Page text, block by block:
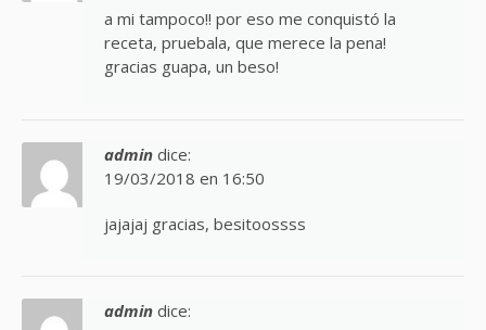
a mi tampoco!! por eso me conquistó la
receta, pruebala, que merece la pena!
gracias guapa, un beso!
admin dice:
19/03/2018 en 16:50
jajajaj gracias, besitoossss
admin dice: